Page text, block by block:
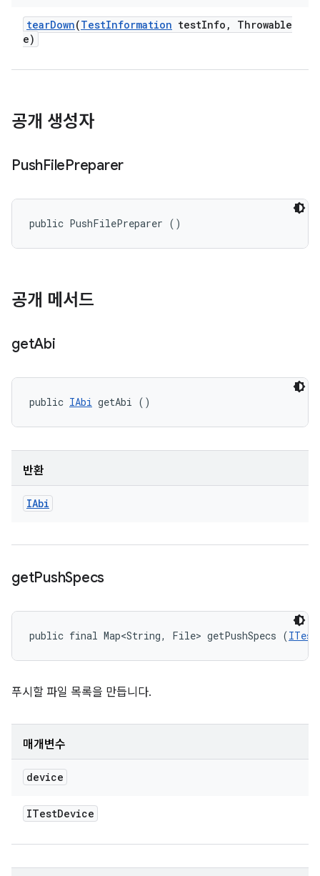
tearDown(TestInformation testInfo ,
Throwable
e)
공개 생성자
PushFilePreparer
public PushFilePreparer ()
공개 메서드
getAbi
public IAbi getAbi ()
반환
IAbi
getPushSpecs
public final Map<String, File> getPushSpecs (
푸시할 파일 목록을 만듭니다.
매개변수
device
ITestDevice